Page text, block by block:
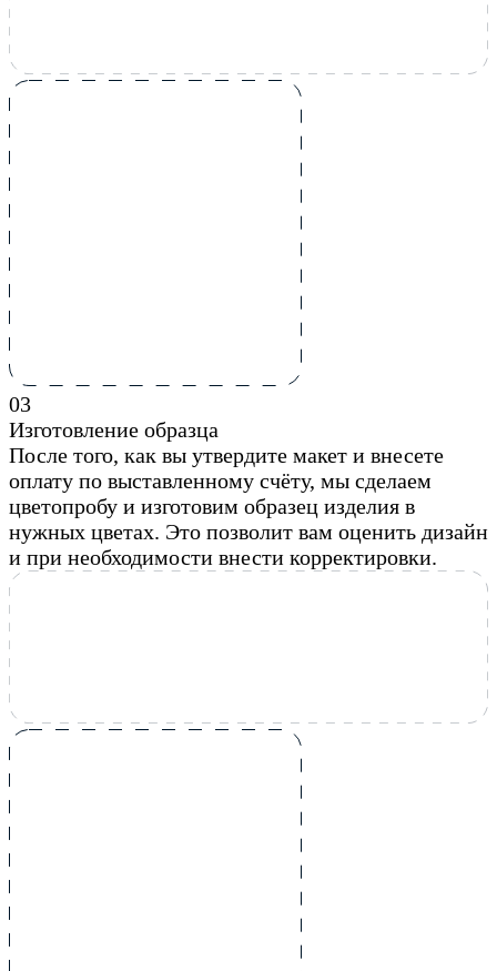
03
Изготовление образца
После того, как вы утвердите макет и внесете
оплату по выставленному счёту, мы сделаем
цветопробу и изготовим образец изделия в
нужных цветах. Это позволит вам оценить дизайн
и при необходимости внести корректировки.